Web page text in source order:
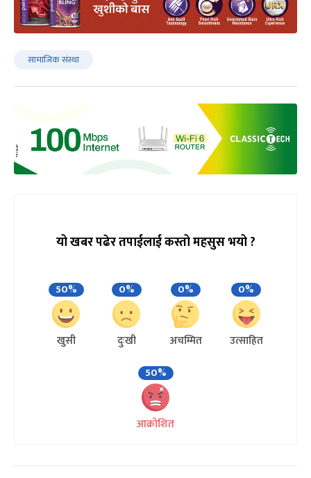
सामाजिक संस्था
यो खबर पढेर तपाईलाई कस्तो महसुस भयो ?
50%
खुसी
0%
दुःखी
0%
अचम्मित
0%
उत्साहित
50%
आक्रोशित